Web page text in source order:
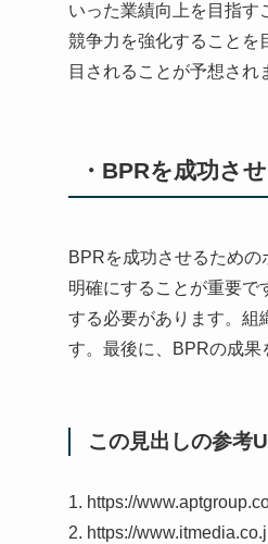
いった業績向上を目指す
競争力を強化することを
目されることが予想され
・BPRを成功さ
BPRを成功させるため
明確にすることが重要で
する必要があります。組
す。最後に、BPRの成果
この見出しの参考
1. https://
2. https://